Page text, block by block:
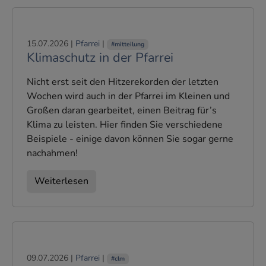
15.07.2026 | Pfarrei | #mitteilung
Klimaschutz in der Pfarrei
Nicht erst seit den Hitzerekorden der letzten
Wochen wird auch in der Pfarrei im Kleinen und
Großen daran gearbeitet, einen Beitrag für’s
Klima zu leisten. Hier finden Sie verschiedene
Beispiele - einige davon können Sie sogar gerne
nachahmen!
Weiterlesen
09.07.2026 | Pfarrei | #clm